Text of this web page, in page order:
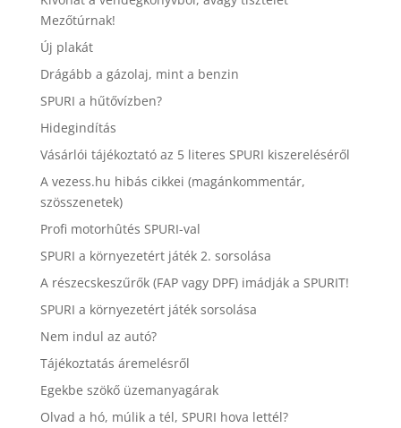
Mezőtúrnak!
Új plakát
Drágább a gázolaj, mint a benzin
SPURI a hűtővízben?
Hidegindítás
Vásárlói tájékoztató az 5 literes SPURI kiszereléséről
A vezess.hu hibás cikkei (magánkommentár,
szösszenetek)
Profi motorhûtés SPURI-val
SPURI a környezetért játék 2. sorsolása
A részecskeszűrők (FAP vagy DPF) imádják a SPURIT!
SPURI a környezetért játék sorsolása
Nem indul az autó?
Tájékoztatás áremelésről
Egekbe szökő üzemanyagárak
Olvad a hó, múlik a tél, SPURI hova lettél?